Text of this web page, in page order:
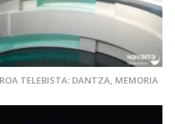
TELEBISTA: DANTZA, MEMORIA